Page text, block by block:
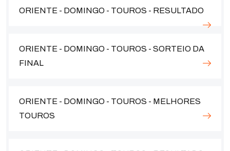
ORIENTE - DOMINGO - TOUROS - RESULTADO
ORIENTE - DOMINGO - TOUROS - SORTEIO DA
FINAL
ORIENTE - DOMINGO - TOUROS - MELHORES
TOUROS